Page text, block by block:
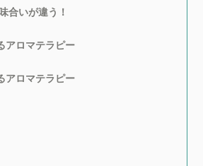
合いが違う！
アロマテラピー
アロマテラピー